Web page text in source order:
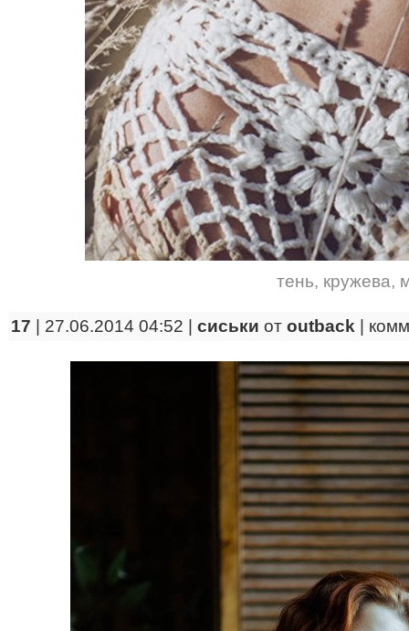
тень, кружева,
17 | 27.06.2014 04:52 | сиськи от outback